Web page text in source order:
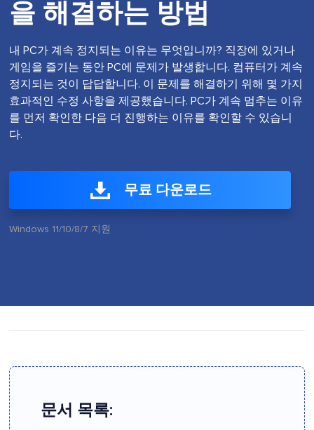
을 해결하는 방법
내 PC가 계속 정지되는 이유는 무엇입니까? 직장에 있거나
게임을 즐기는 동안 PC에 문제가 발생합니다. 컴퓨터가 계속
정지되는 것이 답답합니다. 이 문제를 해결하기 위해 몇 가지
효과적인 수정 사항을 제공했습니다. PC가 계속 멈추는 이유
를 먼저 확인한 다음 더 진행하는 이유를 확인할 수 있습니
다.
무료 다운로드
Windows 11/10/8/7 지원
문서 목록: